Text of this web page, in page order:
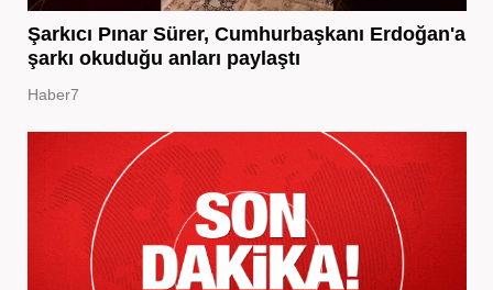
Şarkıcı Pınar Sürer, Cumhurbaşkanı Erdoğan'a
şarkı okuduğu anları paylaştı
Haber7